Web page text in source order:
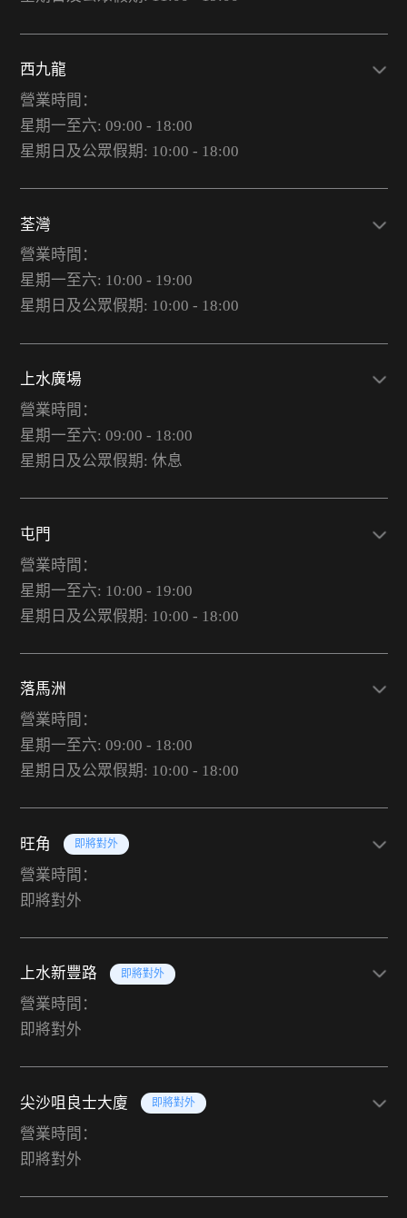
西九龍
營業時間：
星期一至六: 09:00 - 18:00
星期日及公眾假期: 10:00 - 18:00
荃灣
營業時間：
星期一至六: 10:00 - 19:00
星期日及公眾假期: 10:00 - 18:00
上水廣場
營業時間：
星期一至六: 09:00 - 18:00
星期日及公眾假期: 休息
屯門
營業時間：
星期一至六: 10:00 - 19:00
星期日及公眾假期: 10:00 - 18:00
落馬洲
營業時間：
星期一至六: 09:00 - 18:00
星期日及公眾假期: 10:00 - 18:00
旺角 即將對外
營業時間：
即將對外
上水新豐路 即將對外
營業時間：
即將對外
尖沙咀良士大廈 即將對外
營業時間：
即將對外